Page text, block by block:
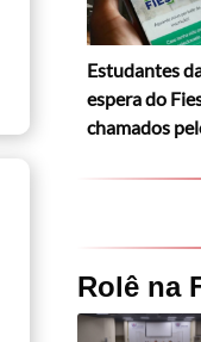
Estudantes
espera do
chamados
Rolê na